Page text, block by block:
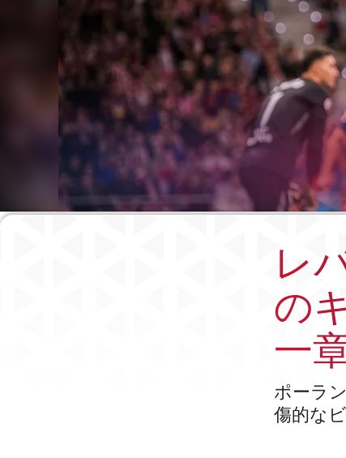
レ
の
一
ポーラ
傷的な